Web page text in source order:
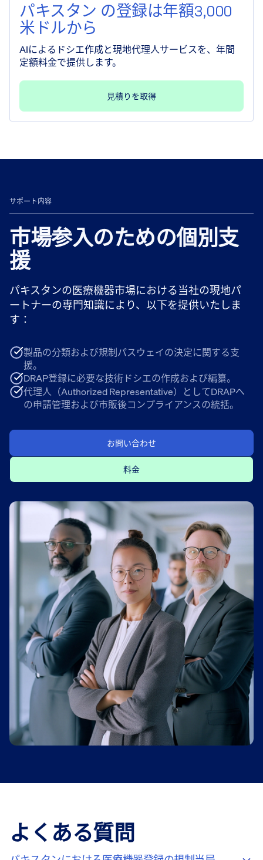
パキスタン の登録は年額3,000
米ドルから
AIによるドシエ作成と現地代理人サービスを、年間
定額料金で提供します。
見積りを取得
サポート内容
市場参入のための個別支
援
パキスタンの医療機器市場における当社の現地パ
ートナーの専門知識により、以下を提供いたしま
す：
製品の分類および規制パスウェイの決定に関する支
援。
DRAP登録に必要な技術ドシエの作成および編纂。
代理人（Authorized Representative）としてDRAPへ
の申請管理および市販後コンプライアンスの統括。
お問い合わせ
料金
よくある質問